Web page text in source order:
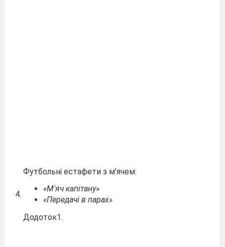
4.
Футбольні естафети з м'ячем:
«М'яч капітану»
«Передачі в парах»
Додоток1.